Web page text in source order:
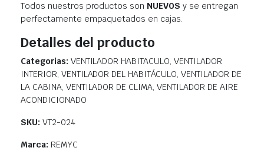
Todos nuestros productos son NUEVOS y se entregan
perfectamente empaquetados en cajas.
Detalles del producto
Categorias: VENTILADOR HABITACULO, VENTILADOR
INTERIOR, VENTILADOR DEL HABITÁCULO, VENTILADOR DE
LA CABINA, VENTILADOR DE CLIMA, VENTILADOR DE AIRE
ACONDICIONADO
SKU: VT2-024
Marca: REMYC